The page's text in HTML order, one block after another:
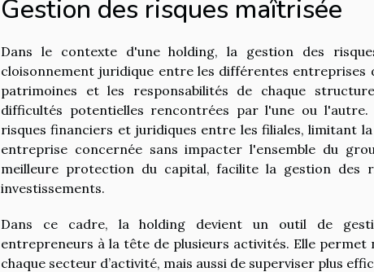
Gestion des risques maîtrisée
Dans le contexte d'une holding, la gestion des
cloisonnement juridique entre les différentes entreprises
patrimoines et les responsabilités de chaque
difficultés potentielles rencontrées par l'une ou
risques financiers et juridiques entre les filiales, limitant
entreprise concernée sans impacter l'ensemble du
meilleure protection du capital, facilite la gestion des
investissements.
Dans ce cadre, la holding devient un outil de
entrepreneurs à la tête de plusieurs activités. Elle permet
chaque secteur d’activité, mais aussi de superviser plus